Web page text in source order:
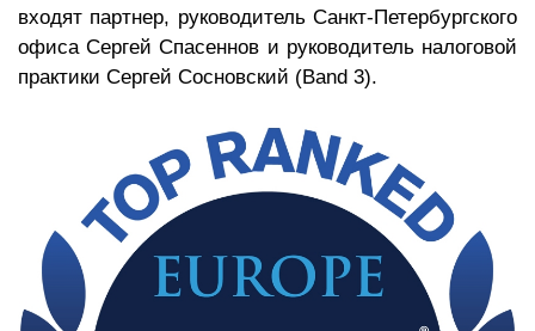
входят партнер, руководитель Санкт-Петербургского
офиса Сергей Спасеннов и руководитель налоговой
практики Сергей Сосновский (Band 3).